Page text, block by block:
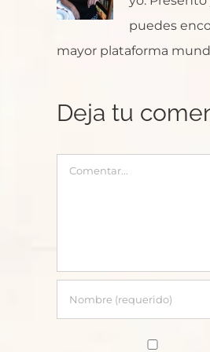
puedes
mayor plataforma
Deja tu
Comentar